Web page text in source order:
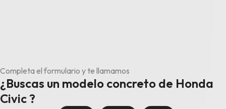
Completa el formulario y te llamamos
¿Buscas un modelo concreto de Honda
Civic ?